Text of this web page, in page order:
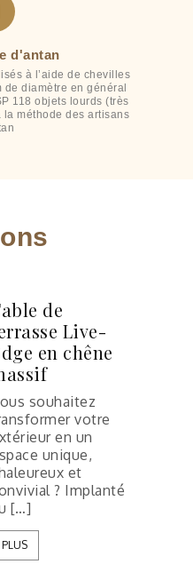
d'antan
à l’aide de chevilles
diamètre en général
118 objets lourds (très
méthode des artisans
de
Live-
en chêne
souhaitez
votre
en un
unique,
et
? Implanté
[…]
PLUS